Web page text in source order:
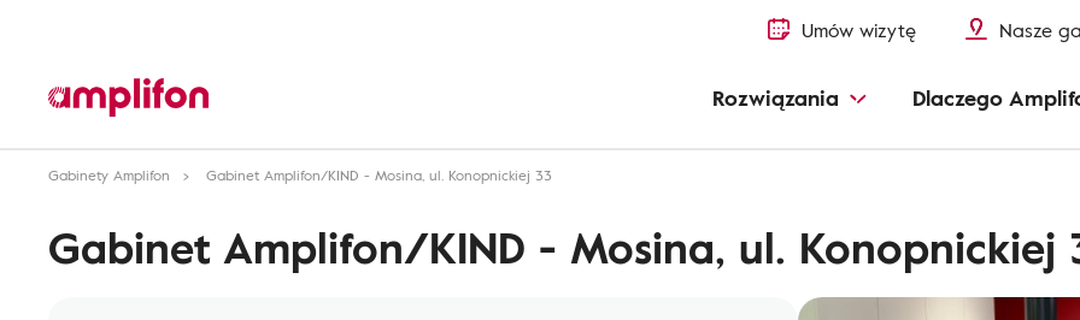
Umów wizytę Nasze
Rozwiązania Dlaczego
Gabinety Amplifon Gabinet Amplifon/KIND - Mosina, ul. Konopnickiej 33
Gabinet Amplifon/KIND - Mosina, ul. Konopnickiej